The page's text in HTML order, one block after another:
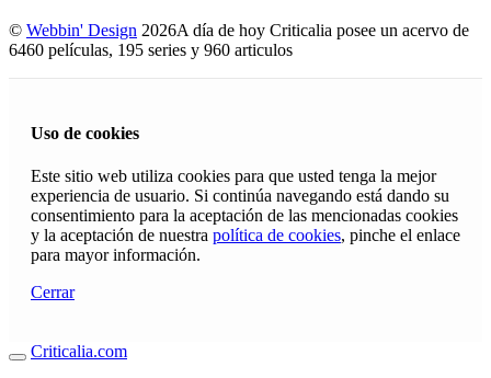
© Webbin' Design 2026A día de hoy Criticalia posee un acervo de
6460 películas, 195 series y 960 articulos
Uso de cookies
Este sitio web utiliza cookies para que usted tenga la mejor
experiencia de usuario. Si continúa navegando está dando su
consentimiento para la aceptación de las mencionadas cookies
y la aceptación de nuestra política de cookies, pinche el enlace
para mayor información.
Cerrar
Criticalia.com